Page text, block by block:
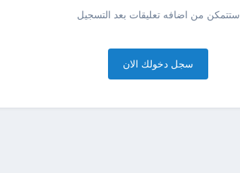
ستتمكن من اضافه تعليقات بعد التسجيل
سجل دخولك الان